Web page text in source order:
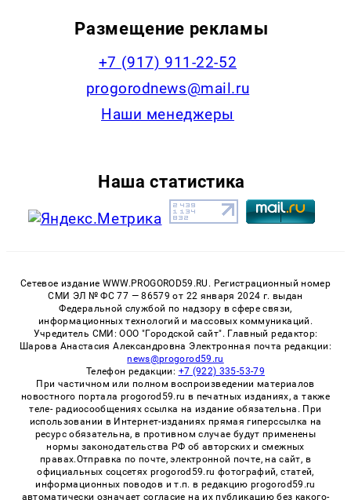
Размещение рекламы
+7 (917) 911-22-52
progorodnews@mail.ru
Наши менеджеры
Наша статистика
Сетевое издание WWW.PROGOROD59.RU. Регистрационный номер
СМИ ЭЛ № ФС 77 — 86579 от 22 января 2024 г. выдан
Федеральной службой по надзору в сфере связи,
информационных технологий и массовых коммуникаций.
Учредитель СМИ: ООО "Городской сайт". Главный редактор:
Шарова Анастасия Александровна Электронная почта редакции:
news@progorod59.ru
Телефон редакции: +7 (922) 335-53-79
При частичном или полном воспроизведении материалов
новостного портала progorod59.ru в печатных изданиях, а также
теле- радиосообщениях ссылка на издание обязательна. При
использовании в Интернет-изданиях прямая гиперссылка на
ресурс обязательна, в противном случае будут применены
нормы законодательства РФ об авторских и смежных
правах.Отправка по почте, электронной почте, на сайт, в
официальных соцсетях progorod59.ru фотографий, статей,
информационных поводов и т.п. в редакцию progorod59.ru
автоматически означает согласие на их публикацию без какого-